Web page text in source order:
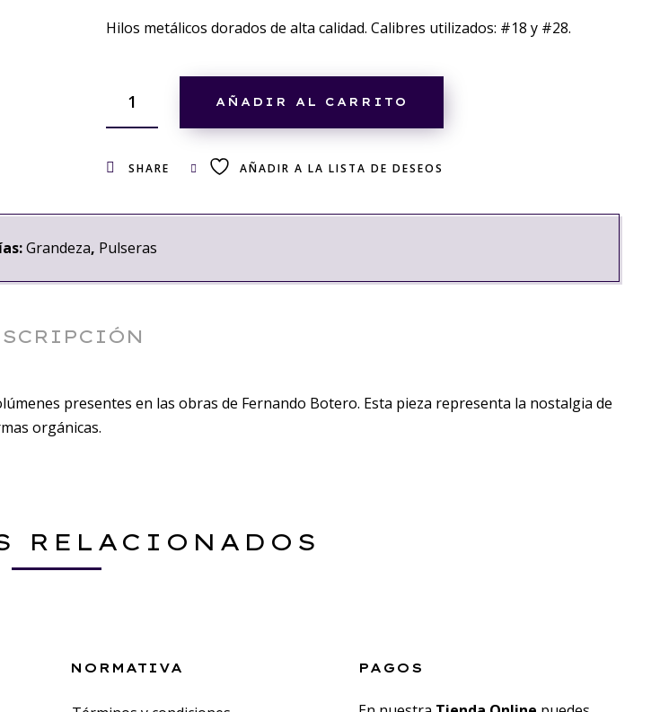
Hilos metálicos dorados de alta calidad. Calibres utilizados: #18 y #28.
AÑADIR AL CARRITO
SHARE AÑADIR A LA LISTA DE DESEOS
Grandeza, Pulseras
presentes en las obras de Fernando Botero. Esta pieza representa la nostalgia de
orgánicas.
RELACIONADOS
NORMATIVA PAGOS